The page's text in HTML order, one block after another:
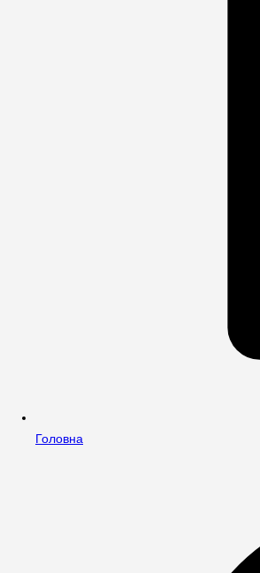
Головна